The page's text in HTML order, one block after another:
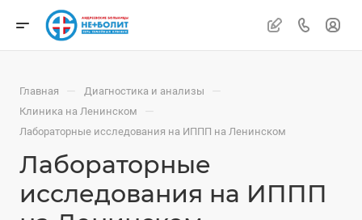
Главная — Диагностика и анализы —
Клиника на Ленинском —
Лабораторные исследования на ИППП на Ленинском
Лабораторные
исследования на ИППП